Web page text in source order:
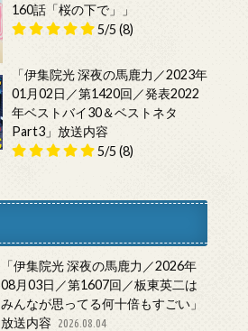
160話「桜の下で」」
5/5 (8)
「伊集院光 深夜の馬鹿力／2023年
01月02日／第1420回／発表2022
年ベストバイ30＆ベストネタ
Part3」放送内容
5/5 (8)
「伊集院光 深夜の馬鹿力／2026年
08月03日／第1607回／板東英二は
みんなが思ってる何十倍もすごい」
放送内容
2026.08.04